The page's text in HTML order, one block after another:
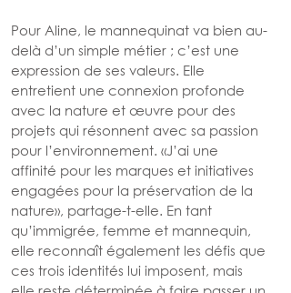
Pour Aline, le mannequinat va bien au-
delà d’un simple métier ; c’est une
expression de ses valeurs. Elle
entretient une connexion profonde
avec la nature et œuvre pour des
projets qui résonnent avec sa passion
pour l’environnement. «J’ai une
affinité pour les marques et initiatives
engagées pour la préservation de la
nature», partage-t-elle. En tant
qu’immigrée, femme et mannequin,
elle reconnaît également les défis que
ces trois identités lui imposent, mais